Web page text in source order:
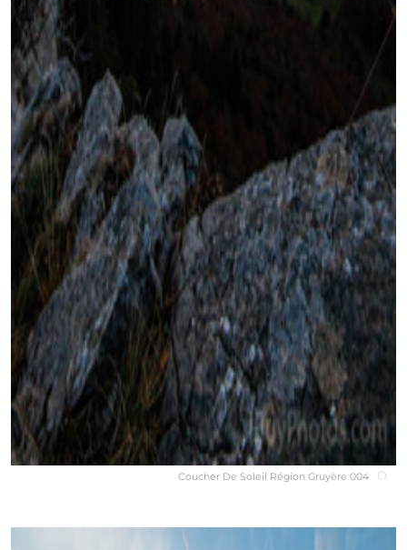
Coucher De Soleil Région Gruyère 004